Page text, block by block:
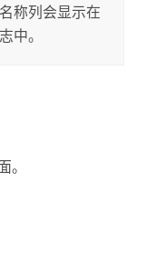
称列会显示在
中。
。